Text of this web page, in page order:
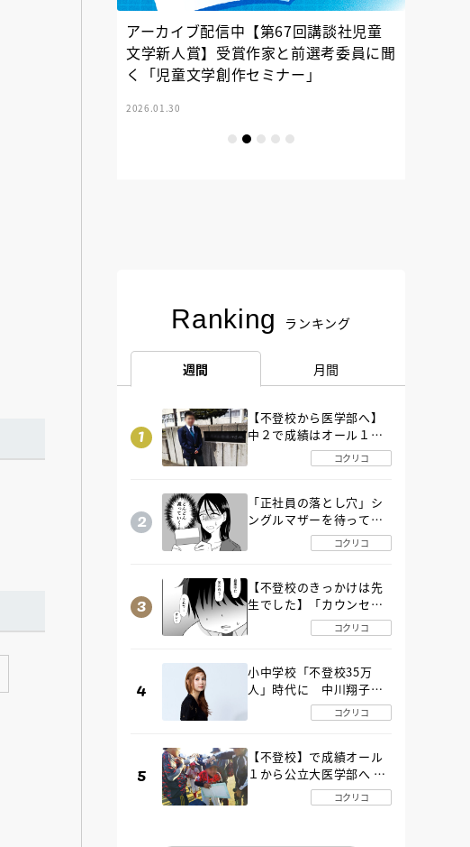
アーカイブ配信中【第67回講談社児童
文学新人賞】受賞作家と前選考委員に聞
く「児童文学創作セミナー」
2026.01.30
Ranking ランキング
週間 月間
【不登校から医学部へ】
中２で成績はオール１
「昼夜逆転」したわが子
を”夜遊び”に連れ出した
コクリコ
「正社員の落とし穴」シ
ングルマザーを待ってい
た“魔の２年間”【後編】
コクリコ
【不登校のきっかけは先
生でした】「カウンセリ
ングの時間」生徒の情報
をバラしたのは…《第２
コクリコ
小中学校「不登校35万
人」時代に 中川翔子さ
んが審査委員長「不登校
生動画甲子園 2026」が開
コクリコ
【不登校】で成績オール
１から公立大医学部へ 中
２で起立性調節障害「治
るまで３年」の診断 その
コクリコ